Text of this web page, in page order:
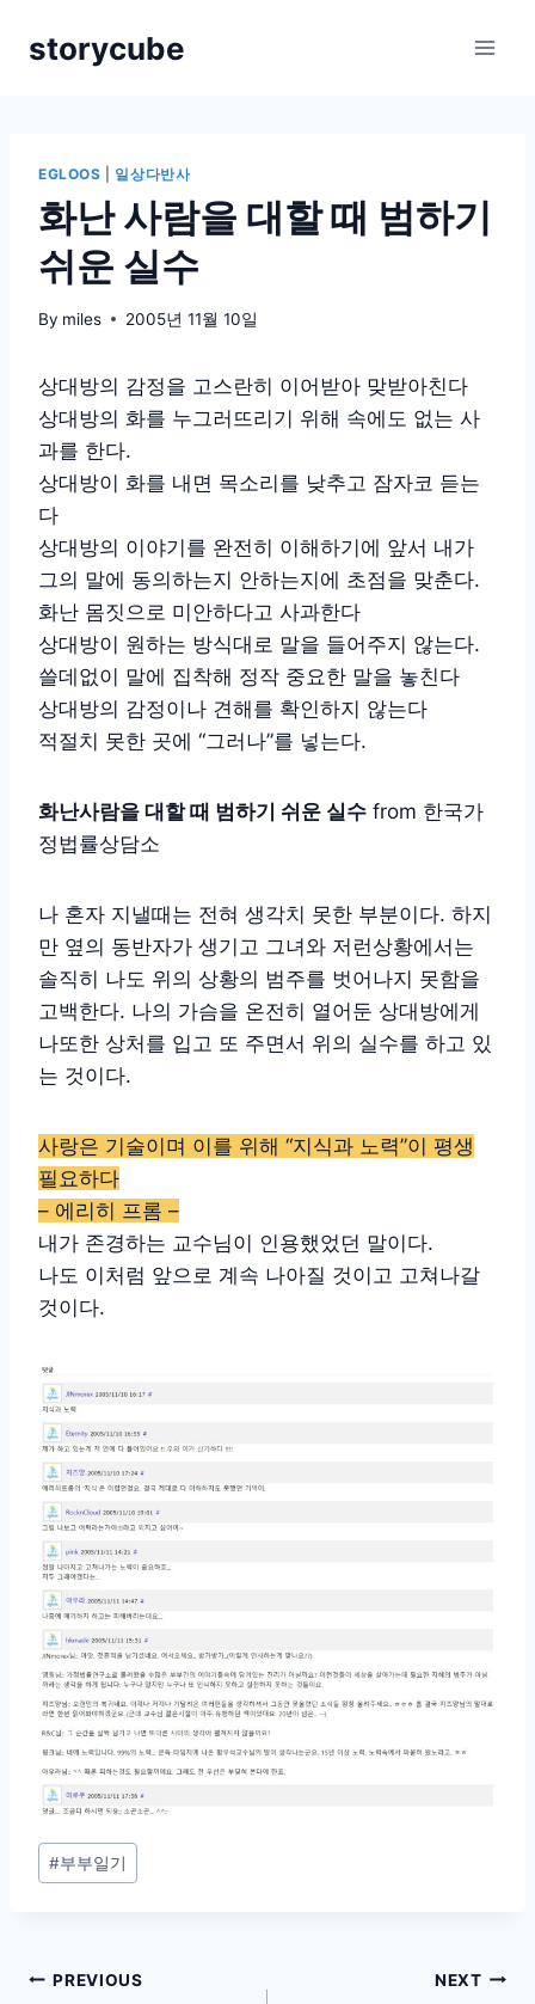
storycube
EGLOOS 일상다반사
화난 사람을 대할 때 범하기
쉬운 실수
By miles 2005년 11월 10일
상대방의 감정을 고스란히 이어받아 맞받아친다
상대방의 화를 누그러뜨리기 위해 속에도 없는 사
과를 한다.
상대방이 화를 내면 목소리를 낮추고 잠자코 듣는
다
상대방의 이야기를 완전히 이해하기에 앞서 내가
그의 말에 동의하는지 안하는지에 초점을 맞춘다.
화난 몸짓으로 미안하다고 사과한다
상대방이 원하는 방식대로 말을 들어주지 않는다.
쓸데없이 말에 집착해 정작 중요한 말을 놓친다
상대방의 감정이나 견해를 확인하지 않는다
적절치 못한 곳에 “그러나”를 넣는다.
화난사람을 대할 때 범하기 쉬운 실수 from 한국가
정법률상담소
나 혼자 지낼때는 전혀 생각치 못한 부분이다. 하지
만 옆의 동반자가 생기고 그녀와 저런상황에서는
솔직히 나도 위의 상황의 범주를 벗어나지 못함을
고백한다. 나의 가슴을 온전히 열어둔 상대방에게
나또한 상처를 입고 또 주면서 위의 실수를 하고 있
는 것이다.
사랑은 기술이며 이를 위해 “지식과 노력”이 평생
필요하다
– 에리히 프롬 –
내가 존경하는 교수님이 인용했었던 말이다.
나도 이처럼 앞으로 계속 나아질 것이고 고쳐나갈
것이다.
Post
Tags:
#부부일기
글PREVIOUS NEXT